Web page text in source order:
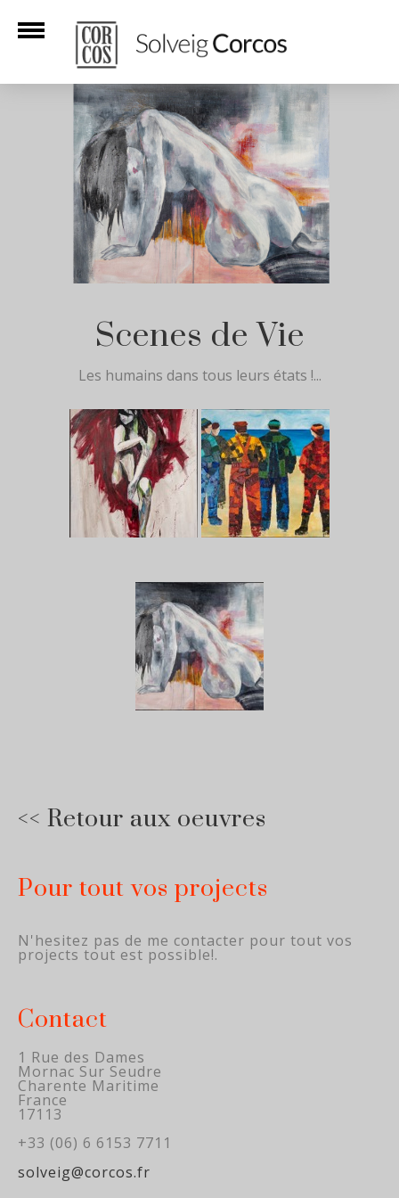
Scenes de Vie
Les humains dans tous leurs états !...
<< Retour aux oeuvres
Pour tout vos projects
N'hesitez pas de me contacter pour tout vos
projects tout est possible!.
Contact
1 Rue des Dames
Mornac Sur Seudre
Charente Maritime
France
17113
+33 (06) 6 6153 7711
solveig@corcos.fr